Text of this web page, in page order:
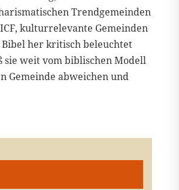
Trendgemeinden
kulturrelevante Gemeinden
Bibel her kritisch beleuchtet
sie weit vom biblischen Modell
Gemeinde abweichen und